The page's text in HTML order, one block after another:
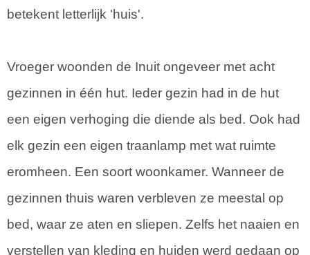
betekent letterlijk 'huis'.
Vroeger woonden de Inuit ongeveer met acht
gezinnen in één hut. Ieder gezin had in de hut
een eigen verhoging die diende als bed. Ook had
elk gezin een eigen traanlamp met wat ruimte
eromheen. Een soort woonkamer. Wanneer de
gezinnen thuis waren verbleven ze meestal op
bed, waar ze aten en sliepen. Zelfs het naaien en
verstellen van kleding en huiden werd gedaan op